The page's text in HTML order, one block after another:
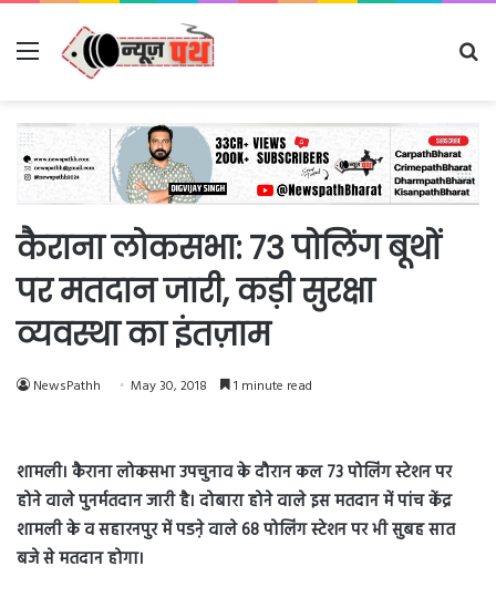
Menu
कैराना लोकसभा: 73 पोलिंग बूथों
पर मतदान जारी, कड़ी सुरक्षा
व्यवस्था का इंतज़ाम
NewsPathh May 30, 2018 1 minute read
शामली। कैराना लोकसभा उपचुनाव के दौरान कल 73 पोलिंग स्टेशन पर
होने वाले पुनर्मतदान जारी है। दोबारा होने वाले इस मतदान में पांच केंद्र
शामली के व सहारनपुर में पडऩे वाले 68 पोलिंग स्टेशन पर भी सुबह सात
बजे से मतदान होगा।